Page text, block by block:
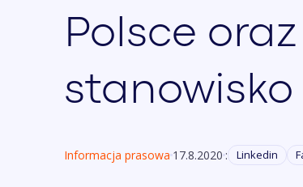
Polsce
Informacja prasowa 17.8.2020 : Linkedin